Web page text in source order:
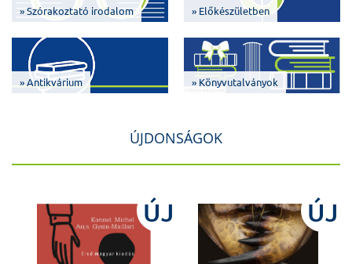
» Szórakoztató irodalom » Előkészületben
» Antikvárium » Könyvutalványok
ÚJDONSÁGOK
ÚJ ÚJ